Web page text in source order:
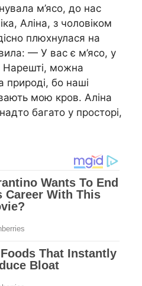
м’ясо, до нас
Аліна, з чоловіком
плюхнулася на
— У вас є м’ясо, у
Нарешті, можна
природі, бо наші
мою кров. Аліна
багато у просторі,